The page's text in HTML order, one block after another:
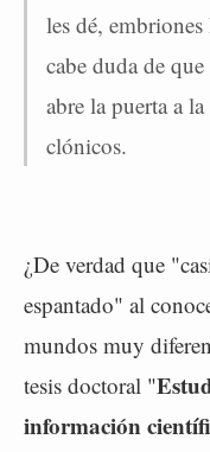
les dé,
cabe duda de
abre la puerta a
clónicos.
¿De verdad que
espantado" al
mundos muy
tesis doctoral "
información